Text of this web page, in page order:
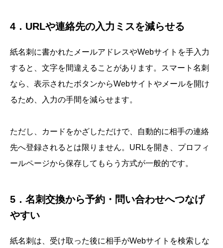
4．URLや連絡先の入力ミスを減らせる
紙名刺に書かれたメールアドレスやWebサイトを手入力
すると、文字を間違えることがあります。スマート名刺
なら、表示されたボタンからWebサイトやメールを開け
るため、入力の手間を減らせます。
ただし、カードをかざしただけで、自動的に相手の連絡
先へ登録されるとは限りません。URLを開き、プロフィ
ールページから保存してもらう方式が一般的です。
5．名刺交換から予約・問い合わせへつなげ
やすい
紙名刺は、受け取った後に相手がWebサイトを検索しな